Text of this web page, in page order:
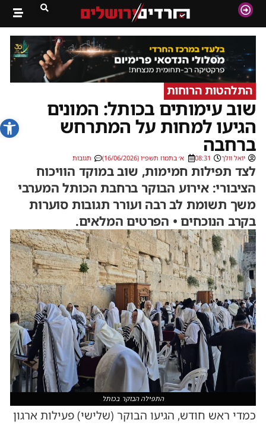
פתח
התלהטות הרוחות
שוב עימותים בכותל: המונים
הגיעו למחות על המתרחש
ברחבה
יואל וולך 08:31 א׳ בתמוז תשפ״ו (16/06/2026) תגובות
לצד תפילות חמימות, שוב במוקד הוויכוח
הציבורי: אירוע הבוקר ברחבת הכותל המערבי
משך תשומת לב רבה ועורר תגובות סוערות
בקרב הנוכחים • הפרטים המלאים.
התפילה הבוקר בכותל
כמדי ראש חודש, הגיעו הבוקר (שלישי) פעילות ארגון